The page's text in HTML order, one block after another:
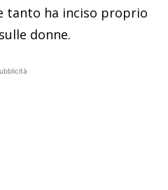
tanto ha inciso proprio
donne.